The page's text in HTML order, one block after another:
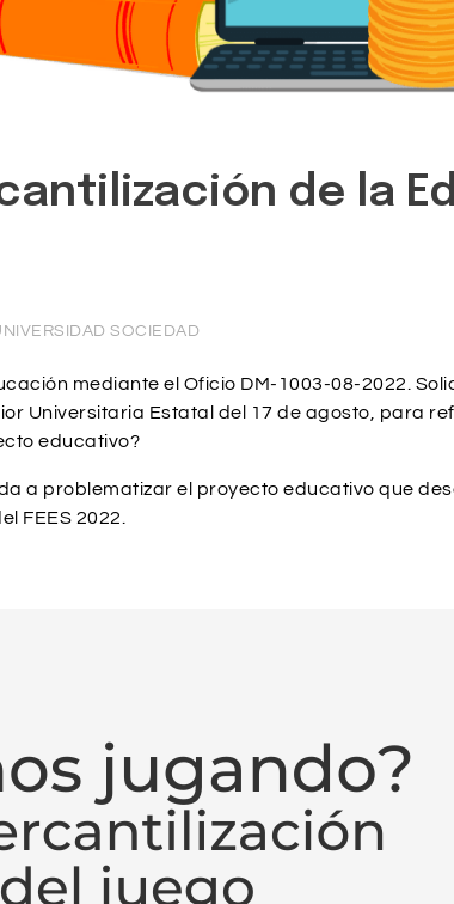
de la
SOCIEDAD
mediante el Oficio DM-1003-08-2022.
Universitaria Estatal del 17 de agosto, para
educativo?
a problematizar el proyecto educativo que
FEES 2022.